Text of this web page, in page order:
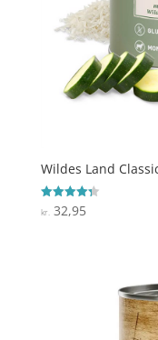
Wildes Land
Vurderet
4.3
kr. 32,95